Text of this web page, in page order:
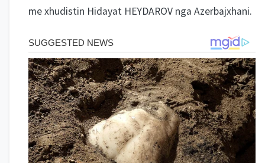
me xhudistin Hidayat HEYDAROV nga Azerbajxhani.